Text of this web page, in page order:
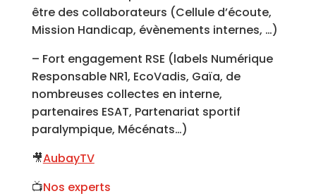
être des collaborateurs (Cellule d’écoute,
Mission Handicap, évènements internes, …)
– Fort engagement RSE (labels Numérique
Responsable NR1, EcoVadis, Gaïa, de
nombreuses collectes en interne,
partenaires ESAT, Partenariat sportif
paralympique, Mécénats…)
🎥AubayTV
📺Nos experts